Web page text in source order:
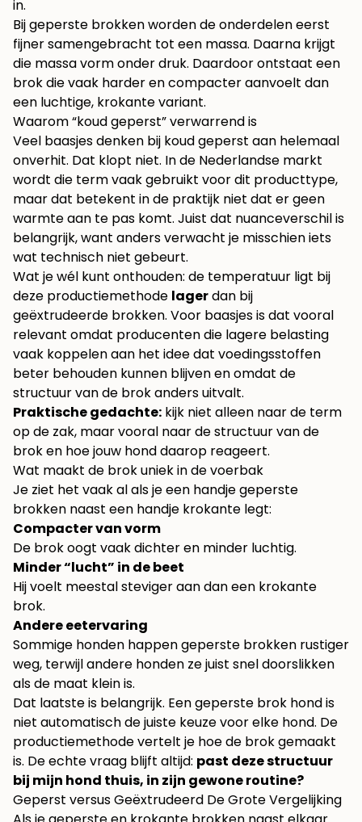
in.
Bij geperste brokken worden de onderdelen eerst
fijner samengebracht tot een massa. Daarna krijgt
die massa vorm onder druk. Daardoor ontstaat een
brok die vaak harder en compacter aanvoelt dan
een luchtige, krokante variant.
Waarom “koud geperst” verwarrend is
Veel baasjes denken bij koud geperst aan helemaal
onverhit. Dat klopt niet. In de Nederlandse markt
wordt die term vaak gebruikt voor dit producttype,
maar dat betekent in de praktijk niet dat er geen
warmte aan te pas komt. Juist dat nuanceverschil is
belangrijk, want anders verwacht je misschien iets
wat technisch niet gebeurt.
Wat je wél kunt onthouden: de temperatuur ligt bij
deze productiemethode lagerdan bij
geëxtrudeerde brokken. Voor baasjes is dat vooral
relevant omdat producenten die lagere belasting
vaak koppelen aan het idee dat voedingsstoffen
beter behouden kunnen blijven en omdat de
structuur van de brok anders uitvalt.
Praktische gedachte: kijk niet alleen naar de term
op de zak, maar vooral naar de structuur van de
brok en hoe jouw hond daarop reageert.
Wat maakt de brok uniek in de voerbak
Je ziet het vaak al als je een handje geperste
brokken naast een handje krokante legt:
Compacter van vorm
De brok oogt vaak dichter en minder luchtig.
Minder “lucht” in de beet
Hij voelt meestal steviger aan dan een krokante
brok.
Andere eetervaring
Sommige honden happen geperste brokken rustiger
weg, terwijl andere honden ze juist snel doorslikken
als de maat klein is.
Dat laatste is belangrijk. Een geperste brok hond is
niet automatisch de juiste keuze voor elke hond. De
productiemethode vertelt je hoe de brok gemaakt
is. De echte vraag blijft altijd: past deze structuur
bij mijn hond thuis, in zijn gewone routine?
Geperst versus Geëxtrudeerd De Grote Vergelijking